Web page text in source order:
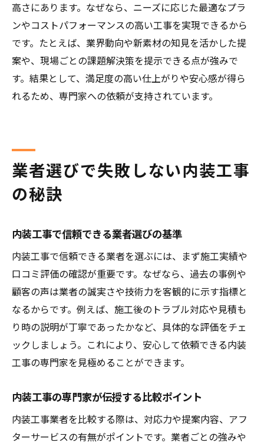
内装工事専門家視点で考える工事計画術
施工事例から学ぶ内装工事の成功ポイント
内装工事の施工事例に学ぶ成功の秘訣
専門家が注目する内装工事のビフォーアフ
ター
内装工事の事例から費用対効果を検証
内装工事専門家が語る失敗回避の実践例
高さにあります。なぜなら、ニーズに応じた最適なプラ
ンやコストパフォーマンスの高い工事を実現できるから
です。たとえば、業界動向や新素材の知見を活かした提
案や、現場ごとの課題解決策を提示できる点が強みで
す。結果として、満足度の高い仕上がりや安心感が得ら
れるため、専門家への依頼が支持されています。
業者選びで失敗しない内装工事
の秘訣
内装工事で信頼できる業者選びの基準
内装工事で信頼できる業者を選ぶには、まず施工実績や
口コミ評価の確認が重要です。なぜなら、過去の事例や
顧客の声は業者の誠実さや技術力を客観的に示す指標と
なるからです。例えば、施工後のトラブル対応や見積も
り時の説明が丁寧であったかなど、具体的な評価をチェ
ックしましょう。これにより、安心して依頼できる内装
工事の専門家を見極めることができます。
内装工事の専門家が伝授する比較ポイント
内装工事業者を比較する際は、対応力や提案内容、アフ
ターサービスの有無がポイントです。業者ごとの強みや